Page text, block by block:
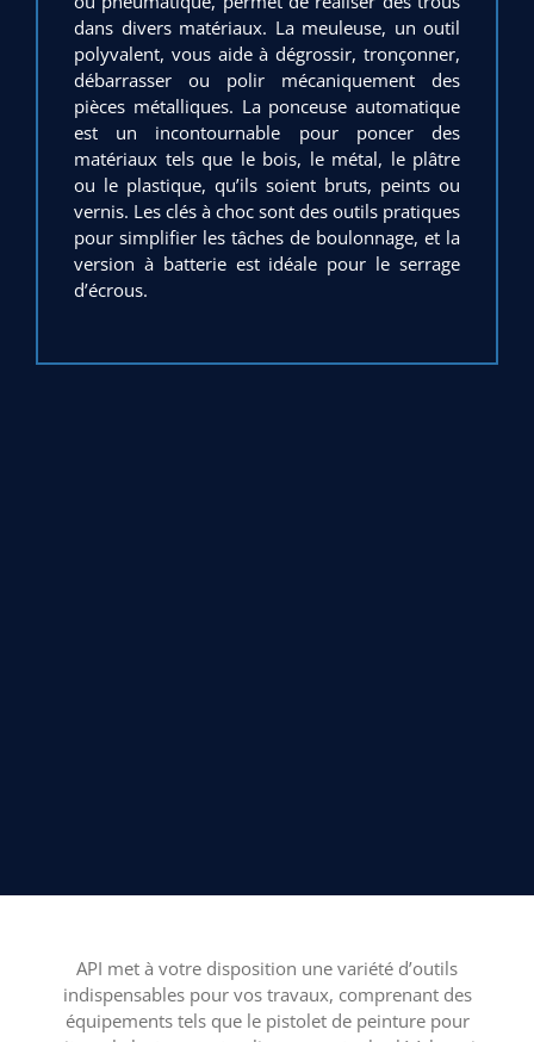
dans divers matériaux. La meuleuse, un outil
polyvalent, vous aide à dégrossir, tronçonner,
débarrasser ou polir mécaniquement des
pièces métalliques. La ponceuse automatique
est un incontournable pour poncer des
matériaux tels que le bois, le métal, le plâtre
ou le plastique, qu’ils soient bruts, peints ou
vernis. Les clés à choc sont des outils pratiques
pour simplifier les tâches de boulonnage, et la
version à batterie est idéale pour le serrage
d’écrous.
API met à votre disposition une variété d’outils
indispensables pour vos travaux, comprenant des
équipements tels que le pistolet de peinture pour